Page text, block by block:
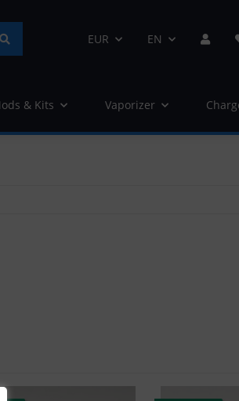
EUR EN
& Kits Vaporizer